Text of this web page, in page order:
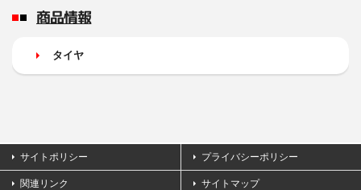
商品情報
タイヤ
サイトポリシー プライバシーポリシー
関連リンク サイトマップ